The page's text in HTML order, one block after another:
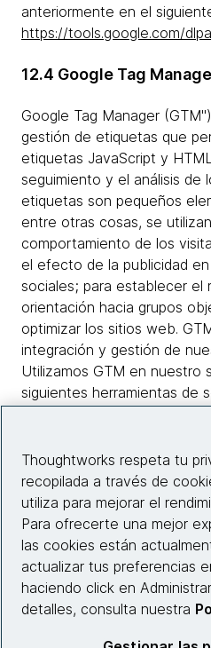
anteriormente en el
https://tools.google.com/
12.4 Google Tag
Google Tag Manager
gestión de etiquetas que
etiquetas JavaScript y
seguimiento y el análisis de
etiquetas son pequeños
entre otras cosas, se
comportamiento de los
el efecto de la publicidad
sociales; para establecer el
orientación hacia grupos
optimizar los sitios web.
integración y gestión de
Utilizamos GTM en nuestro
siguientes herramientas de
● Marketo Munchkin
● Píxeles de conversión de
● Audiencia adaptada de
Si ha realizado una
Thoughtworks respeta tu
recopilada a través de
utiliza para mejorar el
Para ofrecerte una mejor
las cookies están
actualizar tus preferencias
haciendo click en
detalles, consulta nuestra